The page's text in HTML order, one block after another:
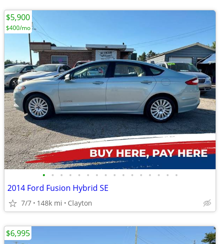
• • • • • • • • • • • • • • • •
2014 Ford Fusion Hybrid SE
7/7 148k mi Clayton
$5,900
$400/mo
$6,995